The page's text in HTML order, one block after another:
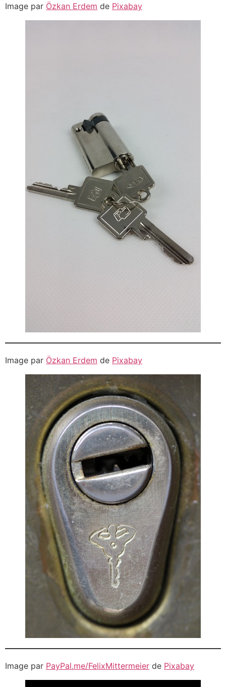
Image par Özkan Erdem de Pixabay
Image par Özkan Erdem de Pixabay
Image par PayPal.me/FelixMittermeier de Pixabay